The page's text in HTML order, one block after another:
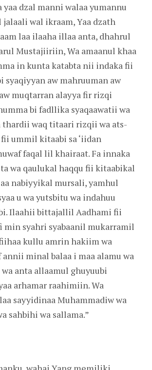
yaa dzal manni walaa yumannu
jalaali wal ikraam, Yaa dzath
laa ilaaha illaa anta, dhahrul
Mustajiiriin, Wa amaanul khaa
in kunta katabta nii indaka fii
aw mahruuman aw
muqtarran alayya fir rizqi
bi fadllika syaqaawatii wa
waq titaari rizqii wa ats-
ummil kitaabi sa ‘iidan
faqal lil khairaat. Fa innaka
wa qaulukal haqqu fii kitaabikal
nabiyyikal mursali, yamhul
u wa yutsbitu wa indahuu
Ilaahii bittajallil Aadhami fii
syahri syabaanil mukarramil
kullu amrin hakiim wa
minal balaa i maa alamu wa
wa anta allaamul ghuyuubi
arhamar raahimiin. Wa
sayyidinaa Muhammadiw wa
sahbihi wa sallama.”